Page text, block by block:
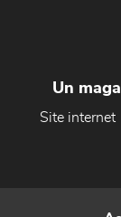
Un
Site internet